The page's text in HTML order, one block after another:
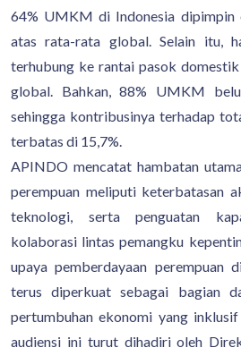
64% UMKM di Indonesia dipimpin
atas rata-rata global. Selain itu,
terhubung ke rantai pasok
global. Bahkan, 88% UMKM
sehingga kontribusinya terhadap
terbatas di 15,7%.
APINDO mencatat hambatan
perempuan meliputi keterbatasan
teknologi, serta penguatan
kolaborasi lintas pemangku
upaya pemberdayaan
terus diperkuat sebagai bagian
pertumbuhan ekonomi yang
audiensi ini turut dihadiri oleh